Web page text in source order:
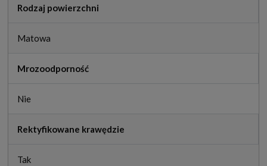
Rodzaj powierzchni
Matowa
Mrozoodporność
Nie
Rektyfikowane krawędzie
Tak